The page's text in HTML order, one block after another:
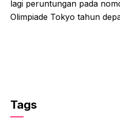
lagi peruntungan pada
Olimpiade Tokyo tahun
Tags